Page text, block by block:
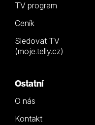
TV program
Ceník
Sledovat TV
(moje.telly.cz)
Ostatní
O nás
Kontakt